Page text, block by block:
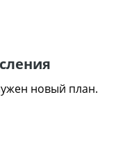
новый план.